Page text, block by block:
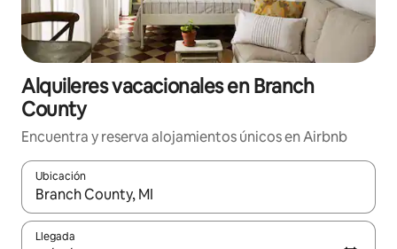
Alquileres vacacionales en Branch
County
Encuentra y reserva alojamientos únicos en Airbnb
Ubicación
Cuando los resultados estén disponibles, navega con las
Llegada